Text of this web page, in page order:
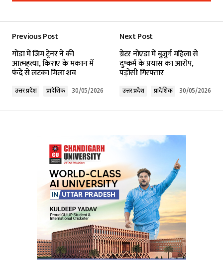
Required fields are marked*
Your Name*
Your E-mail*
Submit Comment
Previous Post
गोंडा में जिम ट्रेनर ने की
आत्महत्या, किराए के मकान में
फंदे से लटका मिला शव
उत्तर प्रदेश प्रादेशिक 30/05/2026
Next Post
ग्रेटर नोएडा में बुजुर्ग महिला से
दुष्कर्म के प्रयास का आरोप,
पड़ोसी गिरफ्तार
उत्तर प्रदेश प्रादेशिक 30/05/2026